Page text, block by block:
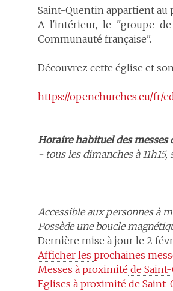
Saint-Quentin appartient au
A l'intérieur, le "groupe
Communauté française".
Découvrez cette église et
https://openchurches.eu/fr/
Horaire habituel des messes
- tous les dimanches à
Accessible aux personnes à
Possède une boucle
Dernière mise à jour le 2
Afficher les prochaines
Messes à proximité de
Eglises à proximité de